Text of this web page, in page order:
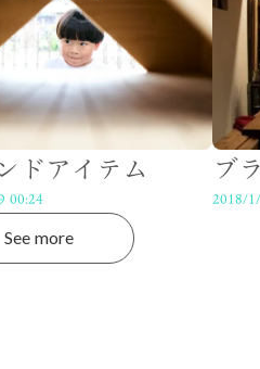
ドアイテム
00:24
ブ
2018/
See more